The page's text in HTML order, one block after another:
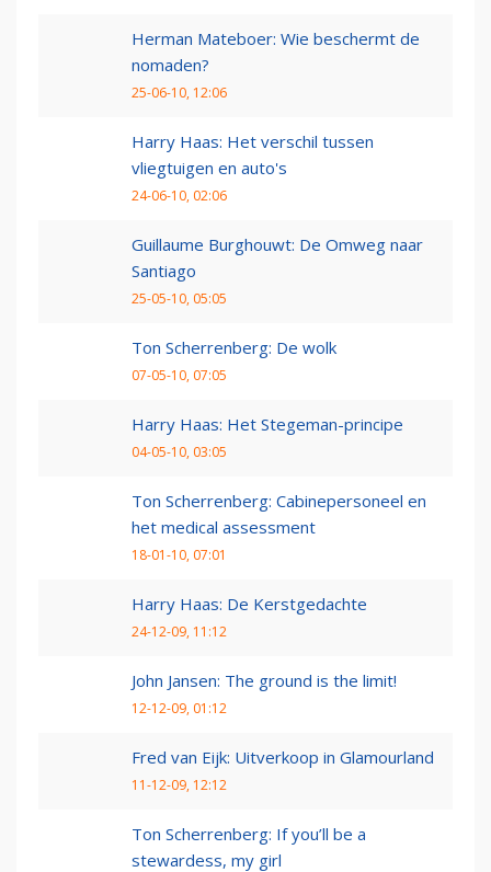
Herman Mateboer: Wie beschermt de
nomaden?
25-06-10, 12:06
Harry Haas: Het verschil tussen
vliegtuigen en auto's
24-06-10, 02:06
Guillaume Burghouwt: De Omweg naar
Santiago
25-05-10, 05:05
Ton Scherrenberg: De wolk
07-05-10, 07:05
Harry Haas: Het Stegeman-principe
04-05-10, 03:05
Ton Scherrenberg: Cabinepersoneel en
het medical assessment
18-01-10, 07:01
Harry Haas: De Kerstgedachte
24-12-09, 11:12
John Jansen: The ground is the limit!
12-12-09, 01:12
Fred van Eijk: Uitverkoop in Glamourland
11-12-09, 12:12
Ton Scherrenberg: If you’ll be a
stewardess, my girl